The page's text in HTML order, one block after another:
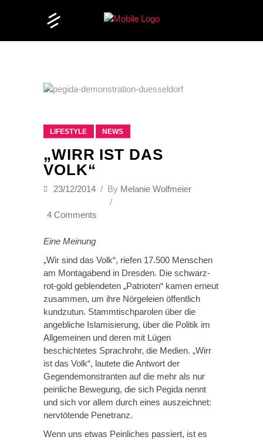
LIFESTYLE NEWS
„WIRR IST DAS
VOLK“
23/12/2014 By Melanie Wolfmeier
4 Comments
Eine Meinung
„Wir sind das Volk“, riefen 17.500 Menschen
am Montagabend in Dresden. Die schwarz-
rot-gold geblendeten „Patrioten“ kamen erneut
zusammen, um ihre Nörgeleien öffentlich
kundzutun. Stammtischparolen über die
angebliche Islamisierung, über die Politik im
Allgemeinen und deren mit Lügen
beschichtetes Sprachrohr, die Medien. „Wirr
ist das Volk“, lautete die Antwort der
Gegendemonstranten auf die mehr als nur
peinliche Bewegung, die sich Pegida nennt
und sich vor allem durch eines auszeichnet:
nervtötende Penetranz.
Wenn uns etwas Peinliches passiert, ist es